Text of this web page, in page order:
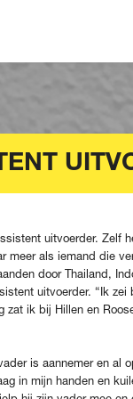
uitvoerder. Zelf
meer als iemand die
door Thailand,
uitvoerder. “Ik
ik bij Hillen en
is aannemer en al
in mijn handen en